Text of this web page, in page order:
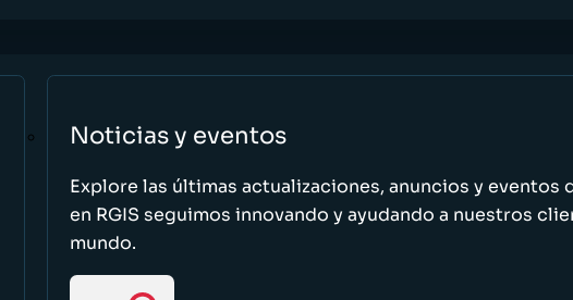
Noticias y eventos
Explore las últimas actualizaciones, anuncios y eventos
en RGIS seguimos innovando y ayudando a nuestros
mundo.